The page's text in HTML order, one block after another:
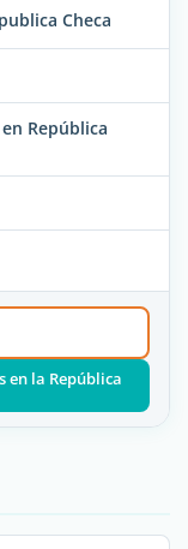
Checa
República
en la República